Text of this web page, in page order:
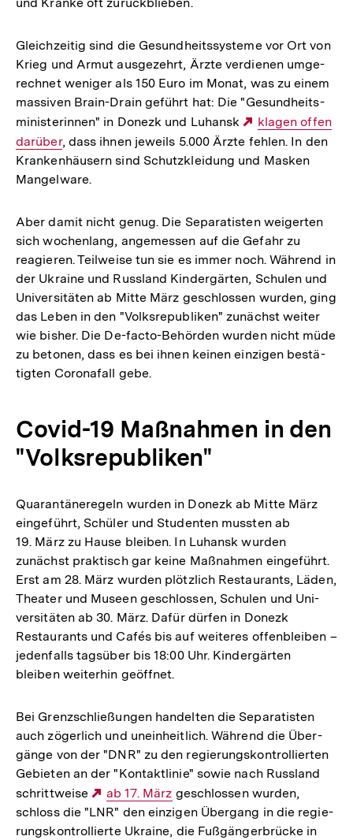
Gleich­zei­tig sind die Gesund­heits­sys­teme vor Ort von
Krieg und Armut aus­ge­zehrt, Ärzte ver­die­nen umge­
rech­net weniger als 150 Euro im Monat, was zu einem
mas­si­ven Brain-Drain geführt hat: Die "Gesund­heits­
mi­nis­te­rin­nen" in Donezk und Luhansk
Externer
Link:
klagen offen
darüber, dass ihnen jeweils 5.000 Ärzte fehlen. In den
Kran­ken­häu­sern sind Schutz­klei­dung und Masken
Man­gel­ware.
Aber damit nicht genug. Die Sepa­ra­tis­ten wei­ger­ten
sich wochen­lang, ange­mes­sen auf die Gefahr zu
reagie­ren. Teil­weise tun sie es immer noch. Während in
der Ukraine und Russ­land Kin­der­gär­ten, Schulen und
Uni­ver­si­tä­ten ab Mitte März geschlos­sen wurden, ging
das Leben in den "Volks­re­pu­bli­ken" zunächst weiter
wie bisher. Die De-facto-Behör­­den wurden nicht müde
zu betonen, dass es bei ihnen keinen ein­zi­gen bestä­
tig­ten Coro­na­fall gebe.
Covid-19 Maß­nah­men in den
"Volks­re­pu­bli­ken"
Qua­ran­tä­ne­re­geln wurden in Donezk ab Mitte März
ein­ge­führt, Schüler und Stu­den­ten mussten ab
19. März zu Hause bleiben. In Luhansk wurden
zunächst prak­tisch gar keine Maß­nah­men ein­ge­führt.
Erst am 28. März wurden plötz­lich Restau­rants, Läden,
Theater und Museen geschlos­sen, Schulen und Uni­
ver­si­tä­ten ab 30. März. Dafür dürfen in Donezk
Restau­rants und Cafés bis auf wei­te­res offen­blei­ben –
jeden­falls tags­über bis 18:00 Uhr. Kin­der­gär­ten
bleiben wei­ter­hin geöff­net.
Bei Grenz­schlie­ßun­gen han­del­ten die Sepa­ra­tis­ten
auch zöger­lich und unein­heit­lich. Während die Über­
gänge von der "DNR" zu den regie­rungs­kon­trol­lier­ten
Gebie­ten an der "Kon­takt­li­nie" sowie nach Russ­land
schritt­weise
Externer
Link:
ab 17. März geschlos­sen wurden,
schloss die "LNR" den ein­zi­gen Über­gang in die regie­
rungs­kon­trol­lierte Ukraine, die Fuß­gän­ger­brü­cke in